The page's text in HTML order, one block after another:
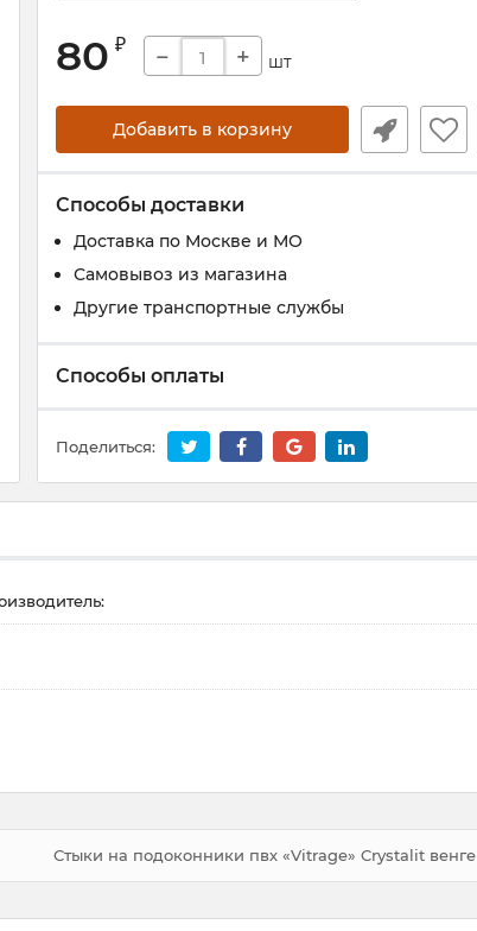
80 ₽ − + шт
Добавить в корзину
Способы доставки
Доставка по Москве и МО
Самовывоз из магазина
Другие транспортные службы
Способы оплаты
Поделиться:
Стыки на подоконники пвх «Vitrage» Crystalit венге